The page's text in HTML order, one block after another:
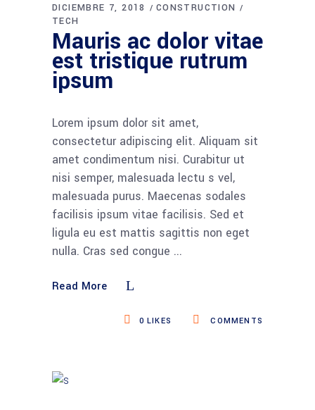
DICIEMBRE 7, 2018
CONSTRUCTION
TECH
Mauris ac dolor vitae
est tristique rutrum
ipsum
Lorem ipsum dolor sit amet,
consectetur adipiscing elit. Aliquam sit
amet condimentum nisi. Curabitur ut
nisi semper, malesuada lectu s vel,
malesuada purus. Maecenas sodales
facilisis ipsum vitae facilisis. Sed et
ligula eu est mattis sagittis non eget
nulla. Cras sed congue
Read More
COMMENTS
0 LIKES